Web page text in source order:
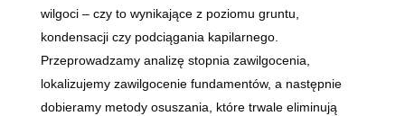
wilgoci – czy to wynikające z poziomu gruntu,
kondensacji czy podciągania kapilarnego.
Przeprowadzamy analizę stopnia zawilgocenia,
lokalizujemy zawilgocenie fundamentów, a następnie
dobieramy metody osuszania, które trwale eliminują